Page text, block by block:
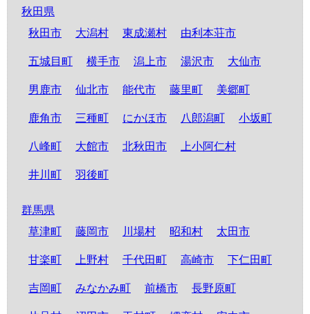
秋田県
秋田市
大潟村 東成瀬村 由利本荘市
五城目町 横手市 潟上市 湯沢市 大仙市
男鹿市 仙北市 能代市 藤里町 美郷町
鹿角市 三種町 にかほ市 八郎潟町 小坂町
八峰町 大館市 北秋田市 上小阿仁村
井川町 羽後町
群馬県
草津町
藤岡市 川場村 昭和村 太田市
甘楽町 上野村 千代田町 高崎市 下仁田町
吉岡町 みなかみ町 前橋市 長野原町